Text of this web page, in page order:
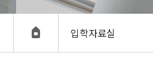
입학자료실